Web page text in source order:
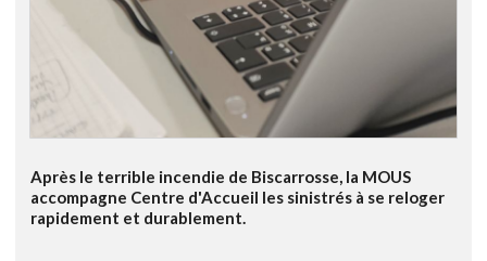
Après le terrible incendie de Biscarrosse, la MOUS
accompagne Centre d'Accueil les sinistrés à se reloger
rapidement et durablement.